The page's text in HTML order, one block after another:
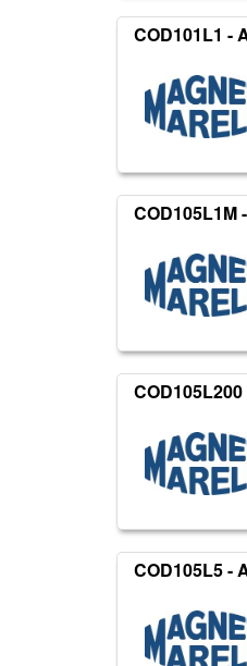
COD101L1 -
COD105L1M
COD105L5 -